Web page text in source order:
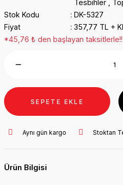
Tesbihler
Stok Kodu
DK-5327
Fiyat
357,77 TL +
*45,76 ₺ den başlayan taksitlerle!!
SEPETE EKLE
Aynı gün kargo Stoktan
Ürün Bilgisi